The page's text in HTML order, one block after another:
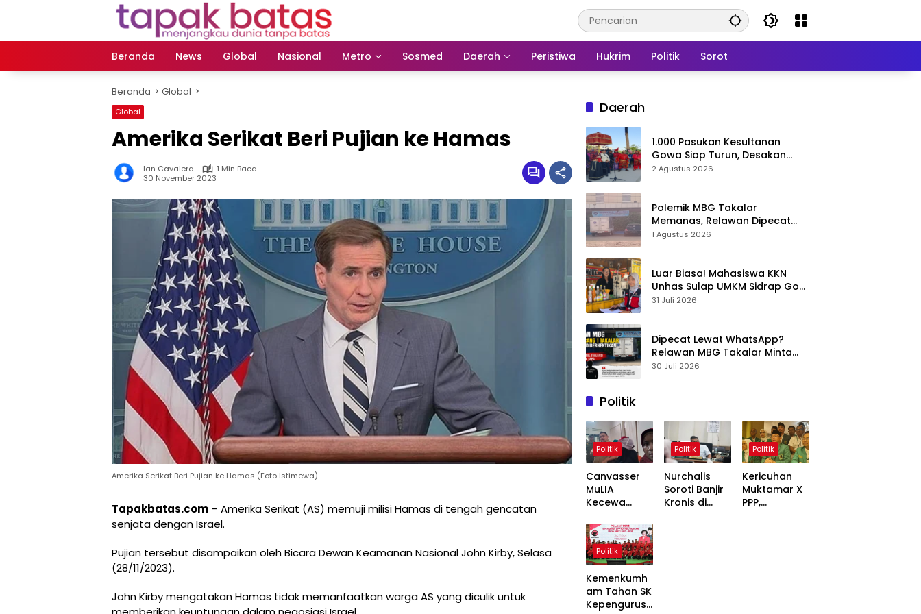
Beranda
News Global Nasional Metro Sosmed Daerah Peristiwa Hukrim Politik Sorot
Beranda Global
Global
Amerika Serikat Beri Pujian ke Hamas
Ian Cavalera
1 Min Baca
30 November 2023
Amerika Serikat Beri Pujian ke Hamas (Foto Istimewa)
Tapakbatas.com – Amerika Serikat (AS) memuji milisi Hamas di tengah gencatan
senjata dengan Israel.
Pujian tersebut disampaikan oleh Bicara Dewan Keamanan Nasional John Kirby, Selasa
(28/11/2023).
John Kirby mengatakan Hamas tidak memanfaatkan warga AS yang diculik untuk
Daerah
1.000 Pasukan Kesultanan
Gowa Siap Turun, Desakan
Cabut Perda LAD Menguat
2 Agustus 2026
Polemik MBG Takalar
Memanas, Relawan Dipecat
Sepihak? BGN Mulai Bongkar
1 Agustus 2026
Luar Biasa! Mahasiswa KKN
Unhas Sulap UMKM Sidrap Go
Digital dalam Hitungan Hari
31 Juli 2026
Dipecat Lewat WhatsApp?
Relawan MBG Takalar Minta
BGN Audit SPPG Kalabbirang 1
30 Juli 2026
Politik
Politik
Canvasser
MuLIA
Kecewa
Respons
Appi Soal
RT/RW Dinilai
Menyinggung
Politik
Nurchalis
Soroti Banjir
Kronis di
Politik
Kericuhan
Muktamar X
PPP,
Politik
Kemenkumh
am Tahan SK
Kepengurusa